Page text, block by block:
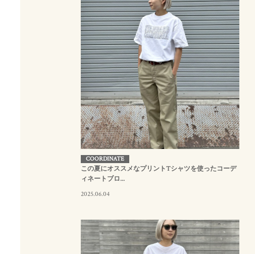
COORDINATE
この夏にオススメなプリントTシャツを使ったコーデ
ィネートブロ...
2025.06.04